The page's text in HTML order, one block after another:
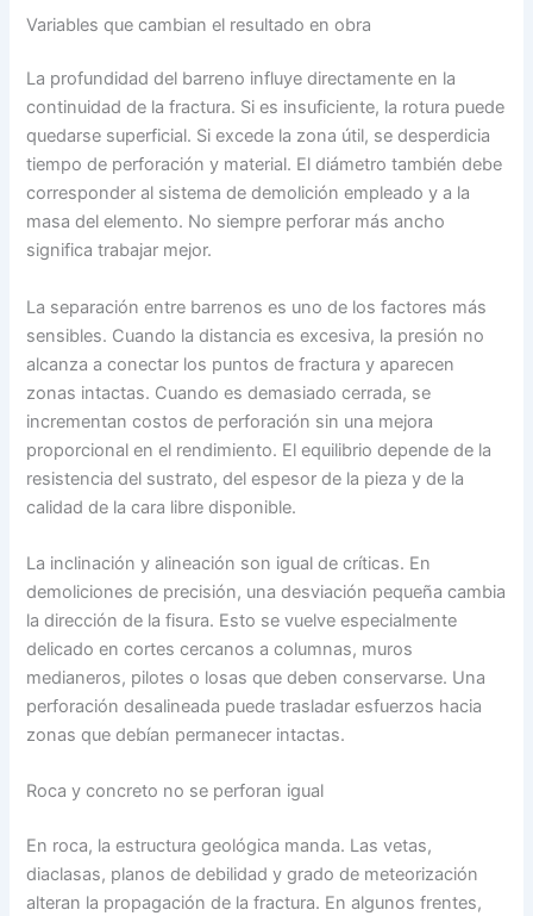
Variables que cambian el resultado en obra
La profundidad del barreno influye directamente en la
continuidad de la fractura. Si es insuficiente, la rotura puede
quedarse superficial. Si excede la zona útil, se desperdicia
tiempo de perforación y material. El diámetro también debe
corresponder al sistema de demolición empleado y a la
masa del elemento. No siempre perforar más ancho
significa trabajar mejor.
La separación entre barrenos es uno de los factores más
sensibles. Cuando la distancia es excesiva, la presión no
alcanza a conectar los puntos de fractura y aparecen
zonas intactas. Cuando es demasiado cerrada, se
incrementan costos de perforación sin una mejora
proporcional en el rendimiento. El equilibrio depende de la
resistencia del sustrato, del espesor de la pieza y de la
calidad de la cara libre disponible.
La inclinación y alineación son igual de críticas. En
demoliciones de precisión, una desviación pequeña cambia
la dirección de la fisura. Esto se vuelve especialmente
delicado en cortes cercanos a columnas, muros
medianeros, pilotes o losas que deben conservarse. Una
perforación desalineada puede trasladar esfuerzos hacia
zonas que debían permanecer intactas.
Roca y concreto no se perforan igual
En roca, la estructura geológica manda. Las vetas,
diaclasas, planos de debilidad y grado de meteorización
alteran la propagación de la fractura. En algunos frentes,